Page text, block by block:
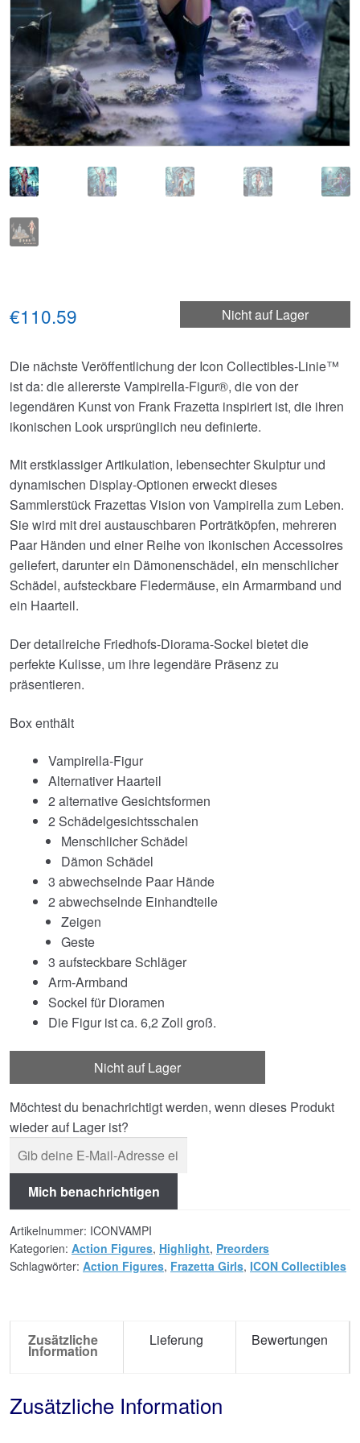
Nicht auf Lager
€110.59
Die nächste Veröffentlichung der Icon Collectibles-Linie™
ist da: die allererste Vampirella-Figur®, die von der
legendären Kunst von Frank Frazetta inspiriert ist, die ihren
ikonischen Look ursprünglich neu definierte.
Mit erstklassiger Artikulation, lebensechter Skulptur und
dynamischen Display-Optionen erweckt dieses
Sammlerstück Frazettas Vision von Vampirella zum Leben.
Sie wird mit drei austauschbaren Porträtköpfen, mehreren
Paar Händen und einer Reihe von ikonischen Accessoires
geliefert, darunter ein Dämonenschädel, ein menschlicher
Schädel, aufsteckbare Fledermäuse, ein Armarmband und
ein Haarteil.
Der detailreiche Friedhofs-Diorama-Sockel bietet die
perfekte Kulisse, um ihre legendäre Präsenz zu
präsentieren.
Box enthält
Vampirella-Figur
Alternativer Haarteil
2 alternative Gesichtsformen
2 Schädelgesichtsschalen
Menschlicher Schädel
Dämon Schädel
3 abwechselnde Paar Hände
2 abwechselnde Einhandteile
Zeigen
Geste
3 aufsteckbare Schläger
Arm-Armband
Sockel für Dioramen
Die Figur ist ca. 6,2 Zoll groß.
Nicht auf Lager
Möchtest du benachrichtigt werden, wenn dieses Produkt
wieder auf Lager ist?
Mich benachrichtigen
Artikelnummer: ICONVAMPI
Kategorien: Action Figures, Highlight, Preorders
Schlagwörter: Action Figures, Frazetta Girls, ICON Collectibles
Zusätzliche
Information
Lieferung Bewertungen
Zusätzliche Information